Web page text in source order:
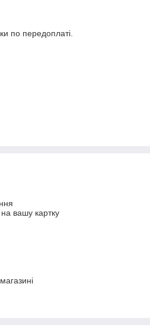
по передоплаті.
вашу картку